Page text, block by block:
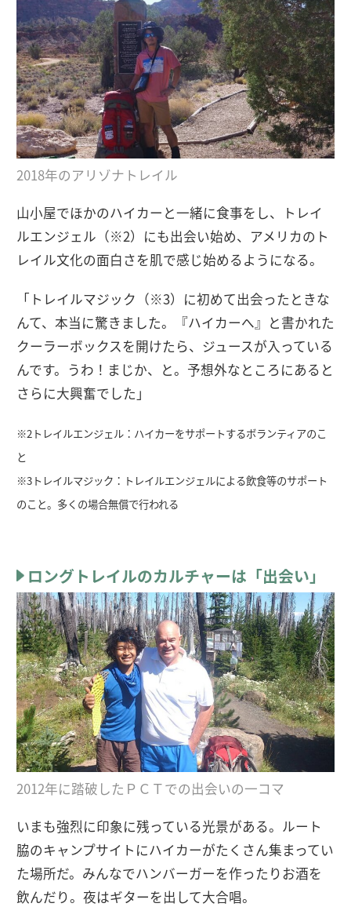
2018年のアリゾナトレイル
山小屋でほかのハイカーと一緒に食事をし、トレイ
ルエンジェル（※2）にも出会い始め、アメリカのト
レイル文化の面白さを肌で感じ始めるようになる。
「トレイルマジック（※3）に初めて出会ったときな
んて、本当に驚きました。『ハイカーへ』と書かれた
クーラーボックスを開けたら、ジュースが入っている
んです。うわ！まじか、と。予想外なところにあると
さらに大興奮でした」
※2トレイルエンジェル：ハイカーをサポートするボランティアのこ
と
※3トレイルマジック：トレイルエンジェルによる飲食等のサポート
のこと。多くの場合無償で行われる
ロングトレイルのカルチャーは「出会い」
2012年に踏破したＰＣＴでの出会いの一コマ
いまも強烈に印象に残っている光景がある。ルート
脇のキャンプサイトにハイカーがたくさん集まってい
た場所だ。みんなでハンバーガーを作ったりお酒を
飲んだり。夜はギターを出して大合唱。